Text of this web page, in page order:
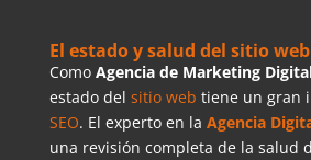
El estado y salud del sitio web
Como Agencia de Marketing
estado del sitio web tiene un gran
SEO. El experto en la Agencia
una revisión completa de la salud